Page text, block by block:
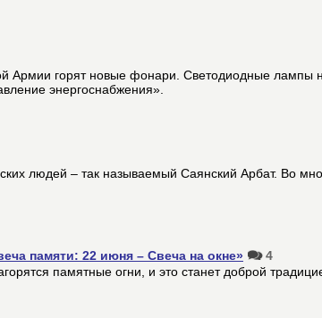
Армии горят новые фонари. Светодиодные лампы
энергоснабжения».
людей – так называемый Саянский Арбат. Во
памяти: 22 июня – Свеча на окне»
4
памятные огни, и это станет доброй